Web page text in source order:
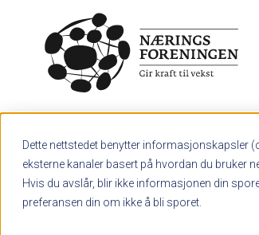
Dette nettstedet benytter informasjonskapsler
eksterne kanaler basert på hvordan du bruker
Hvis du avslår, blir ikke informasjonen din
preferansen din om ikke å bli sporet.